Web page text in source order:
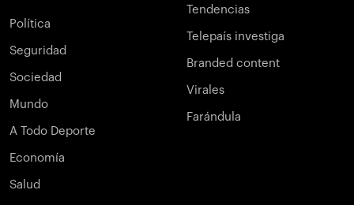
Política
Seguridad
Sociedad
Mundo
A Todo Deporte
Economía
Salud
Tendencias
Telepaís investiga
Branded content
Virales
Farándula